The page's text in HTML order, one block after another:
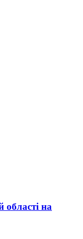
області на